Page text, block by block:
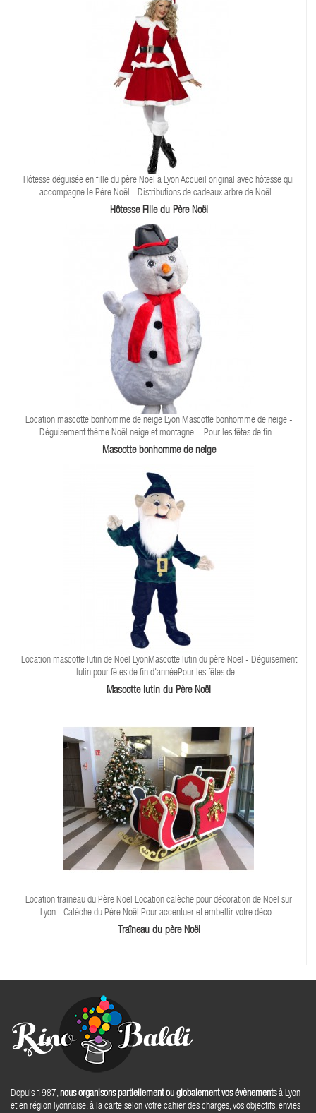
Hôtesse déguisée en fille du père Noël à Lyon Accueil original avec hôtesse qui
accompagne le Père Noël - Distributions de cadeaux arbre de Noël...
Hôtesse Fille du Père Noël
Location mascotte bonhomme de neige Lyon Mascotte bonhomme de neige -
Déguisement thème Noël neige et montagne ... Pour les fêtes de fin...
Mascotte bonhomme de neige
Location mascotte lutin de Noël LyonMascotte lutin du père Noël - Déguisement
lutin pour fêtes de fin d'annéePour les fêtes de...
Mascotte lutin du Père Noël
Location traineau du Père Noël Location calèche pour décoration de Noël sur
Lyon - Calèche du Père Noël Pour accentuer et embellir votre déco...
Traîneau du père Noël
Depuis 1987,nous organisons partiellement ou globalement vos évènementsà Lyon
et en région lyonnaise, à la carte selon votre cahier des charges, vos objectifs, envies